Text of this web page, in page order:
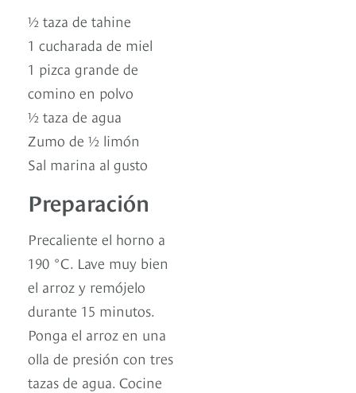
½ taza de tahine
1 cucharada de miel
1 pizca grande de
comino en polvo
½ taza de agua
Zumo de ½ limón
Sal marina al gusto
Preparación
Precaliente el horno a
190 °C. Lave muy bien
el arroz y remójelo
durante 15 minutos.
Ponga el arroz en una
olla de presión con tres
tazas de agua. Cocine